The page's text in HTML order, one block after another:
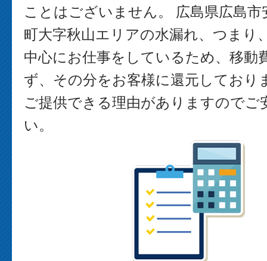
ことはございません。 広島県広島市
町大字秋山エリアの水漏れ、つまり
中心にお仕事をしているため、移動
ず、その分をお客様に還元しており
ご提供できる理由がありますのでご
い。